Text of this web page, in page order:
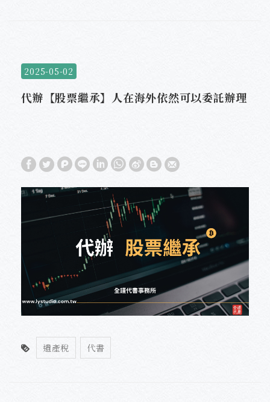
2025-05-02
代辦【股票繼承】人在海外依然可以委託辦理
遺產稅 代書